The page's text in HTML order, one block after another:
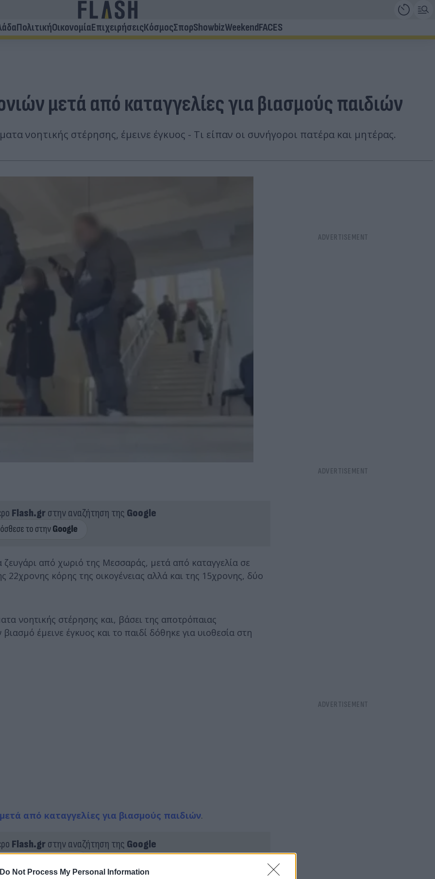
Do Not Process My Personal Information
ΠολιτικήΟικονομίαΕπιχειρήσειςΚόσμοςΣπορShowbizWeekendFACES
μετά από καταγγελίες για βιασμούς παιδιών
νοητικής στέρησης, έμεινε έγκυος - Τι είπαν οι συνήγοροι πατέρα και μητέρας.
Flash.grστην αναζήτηση της Google
από χωριό της Μεσσαράς, μετά από καταγγελία σε
κόρης της οικογένειας αλλά και της 15χρονης, δύο
νοητικής στέρησης και, βάσει της αποτρόπαιας
έμεινε έγκυος και το παιδί δόθηκε για υιοθεσία στη
από καταγγελίες για βιασμούς παιδιών.
Flash.grστην αναζήτηση της Google